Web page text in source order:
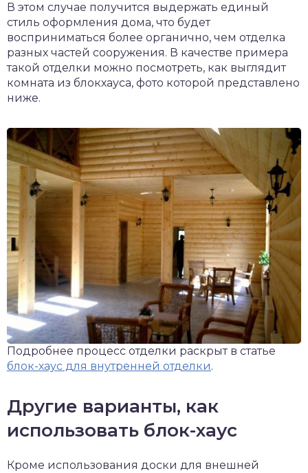
В этом случае получится выдержать единый
стиль оформления дома, что будет
восприниматься более органично, чем отделка
разных частей сооружения. В качестве примера
такой отделки можно посмотреть, как выглядит
комната из блокхауса, фото которой представлено
ниже.
Подробнее процесс отделки раскрыт в статье
блок-хаус для внутренней отделки.
Другие варианты, как
использовать блок-хаус
Кроме использования доски для внешней